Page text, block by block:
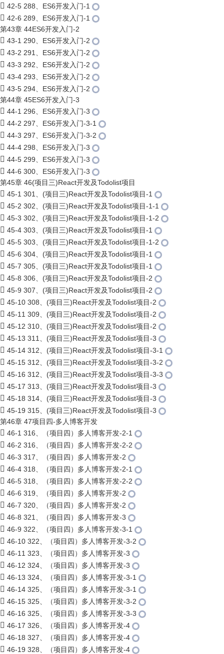
42-5 288、ES6开发入门-1
42-6 289、ES6开发入门-1
第43章 44ES6开发入门-2
43-1 290、ES6开发入门-2
43-2 291、ES6开发入门-2
43-3 292、ES6开发入门-2
43-4 293、ES6开发入门-2
43-5 294、ES6开发入门-2
第44章 45ES6开发入门-3
44-1 296、ES6开发入门-3
44-2 297、ES6开发入门-3-1
44-3 297、ES6开发入门-3-2
44-4 298、ES6开发入门-3
44-5 299、ES6开发入门-3
44-6 300、ES6开发入门-3
第45章 46(项目三)React开发及Todolist项目
45-1 301、(项目三)React开发及Todolist项目-1
45-2 302、(项目三)React开发及Todolist项目-1-1
45-3 302、(项目三)React开发及Todolist项目-1-2
45-4 303、(项目三)React开发及Todolist项目-1
45-5 303、(项目三)React开发及Todolist项目-1-2
45-6 304、(项目三)React开发及Todolist项目-1
45-7 305、(项目三)React开发及Todolist项目-1
45-8 306、(项目三)React开发及Todolist项目-2
45-9 307、(项目三)React开发及Todolist项目-2
45-10 308、(项目三)React开发及Todolist项目-2
45-11 309、(项目三)React开发及Todolist项目-2
45-12 310、(项目三)React开发及Todolist项目-2
45-13 311、(项目三)React开发及Todolist项目-3
45-14 312、(项目三)React开发及Todolist项目-3-1
45-15 312、(项目三)React开发及Todolist项目-3-2
45-16 312、(项目三)React开发及Todolist项目-3-3
45-17 313、(项目三)React开发及Todolist项目-3
45-18 314、(项目三)React开发及Todolist项目-3
45-19 315、(项目三)React开发及Todolist项目-3
第46章 47项目四-多人博客开发
46-1 316、（项目四）多人博客开发-2-1
46-2 316、（项目四）多人博客开发-2-2
46-3 317、（项目四）多人博客开发-2
46-4 318、（项目四）多人博客开发-2-1
46-5 318、（项目四）多人博客开发-2-2
46-6 319、（项目四）多人博客开发-2
46-7 320、（项目四）多人博客开发-2
46-8 321、（项目四）多人博客开发-3
46-9 322、（项目四）多人博客开发-3-1
46-10 322、（项目四）多人博客开发-3-2
46-11 323、（项目四）多人博客开发-3
46-12 324、（项目四）多人博客开发-3
46-13 324、（项目四）多人博客开发-3-1
46-14 325、（项目四）多人博客开发-3-1
46-15 325、（项目四）多人博客开发-3-2
46-16 325、（项目四）多人博客开发-3-3
46-17 326、（项目四）多人博客开发-4
46-18 327、（项目四）多人博客开发-4
46-19 328、（项目四）多人博客开发-4